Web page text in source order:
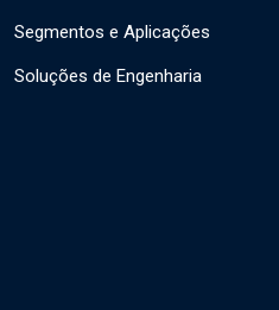
Segmentos e Aplicações
Soluções de Engenharia